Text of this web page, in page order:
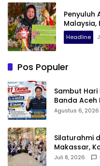
Penyuluh
Malaysia,
Headline
Pos Populer
Sambut
Banda Aceh
Agustus 6, 2026
Silaturahmi
Makassar,
Juli 8, 2026